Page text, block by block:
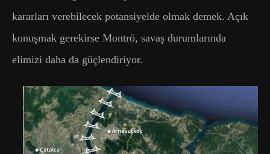
kararları verebilecek potansiyelde olmak demek. Açık
konuşmak gerekirse Montrö, savaş durumlarında
elimizi daha da güçlendiriyor.